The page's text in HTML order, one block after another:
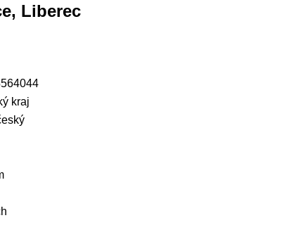
Liberec
kraj